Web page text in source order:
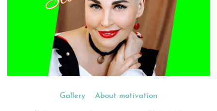
Gallery About motivation